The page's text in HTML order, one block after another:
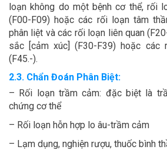
loạn không do một bệnh cơ thể, rối
(F00-F09) hoặc các rối loạn tâm
phân liệt và các rối loạn liên quan
sắc [cảm xúc] (F30-F39) hoặc các
(F45.-).
2.3. Chẩn Đoán Phân Biệt:
– Rối loạn trầm cảm: đặc biệt là
chứng cơ thể
– Rối loạn hỗn hợp lo âu-trầm cảm
– Lạm dụng, nghiện rượu, thuốc bình